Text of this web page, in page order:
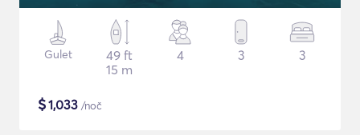
Gulet
49 ft
15 m
4 3 3
$1,033 /noč